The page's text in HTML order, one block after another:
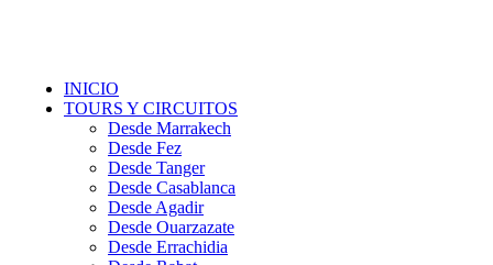
INICIO
TOURS Y CIRCUITOS
Desde Marrakech
Desde Fez
Desde Tanger
Desde Casablanca
Desde Agadir
Desde Ouarzazate
Desde Errachidia